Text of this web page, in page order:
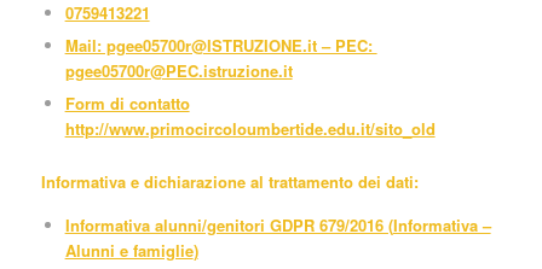
0759413221
Mail: pgee05700r@ISTRUZIONE.it – PEC:
pgee05700r@PEC.istruzione.it
Form di contatto
http://www.primocircoloumbertide.edu.it/sito_old
Informativa e dichiarazione al trattamento dei dati:
Informativa alunni/genitori GDPR 679/2016 (Informativa –
Alunni e famiglie)